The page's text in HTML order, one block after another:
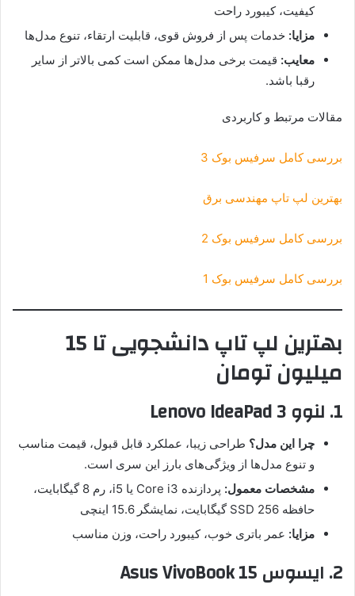
کیفیت، کیبورد راحت
مزایا: خدمات پس از فروش قوی، قابلیت ارتقاء، تنوع مدل‌ها
معایب: قیمت برخی مدل‌ها ممکن است کمی بالاتر از سایر
رقبا باشد.
مقالات مرتبط و کاربردی
بررسی کامل سرفیس بوک 3
بهترین لپ تاپ مهندسی برق
بررسی کامل سرفیس بوک 2
بررسی کامل سرفیس بوک 1
بهترین لپ تاپ دانشجویی تا 15
میلیون تومان
1. لنوو Lenovo IdeaPad 3
چرا این مدل؟ طراحی زیبا، عملکرد قابل قبول، قیمت مناسب
و تنوع مدل‌ها از ویژگی‌های بارز این سری است.
مشخصات معمول:
پردازنده Core i3 یا i5، رم 8 گیگابایت،
حافظه SSD 256 گیگابایت، نمایشگر 15.6 اینچی
مزایا: عمر باتری خوب، کیبورد راحت، وزن مناسب
2. ایسوس Asus VivoBook 15